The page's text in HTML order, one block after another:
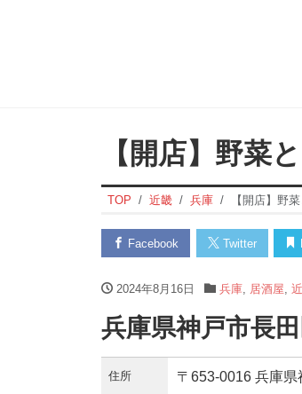
【開店】野菜
TOP 近畿 兵庫 【開店】野
Facebook Twitter
2024年8月16日 兵庫, 居酒屋
兵庫県神戸市長
住所 〒653-0016 兵庫